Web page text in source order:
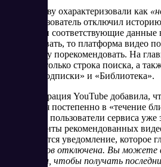
Инициативу охарактеризовали как
Если пользователь отключил
YouTube, и соответствующие данные
отсутствовать, то платформа видео
сможет ему порекомендовать. На
остаются только строка поиска, а
Shorts, «Подписки» и «Библиотека».
Администрация YouTube добавила,
внедряться постепенно в «течение
отдельные пользователи сервиса
Вместо ленты рекомендованных
отображается уведомление, которое
просмотров отключена. Вы можете
настройки, чтобы получать